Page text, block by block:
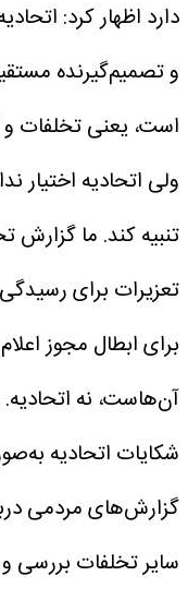
دارد اظهار کرد:
و تصمیم‌گیرنده
است، یعنی تخلفات
ولی اتحادیه اختیار
تنبیه کند. ما گزارش
تعزیرات برای
برای ابطال مجوز
آن‌هاست، نه اتحادیه.
شکایات اتحادیه
گزارش‌های مردمی
سایر تخلفات بررسی